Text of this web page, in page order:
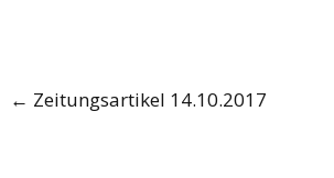
Post
navigation
← Zeitungsartikel 14.10.2017